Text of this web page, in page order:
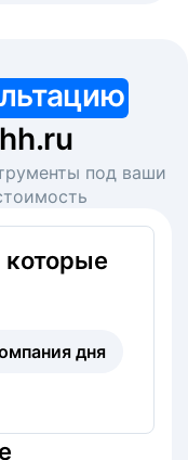
под ваши
дня